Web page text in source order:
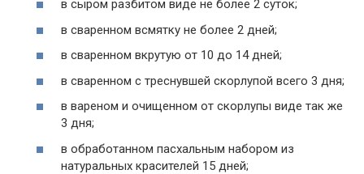
в сыром разбитом виде не более 2 суток;
в сваренном всмятку не более 2 дней;
в сваренном вкрутую от 10 до 14 дней;
в сваренном с треснувшей скорлупой всего 3 дня;
в вареном и очищенном от скорлупы виде так же
3 дня;
в обработанном пасхальным набором из
натуральных красителей 15 дней;